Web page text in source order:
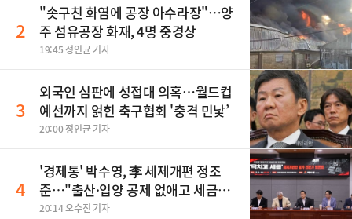
2
"솟구친 화염에 공장 아수라장"…양
주 섬유공장 화재, 4명 중경상
19:45 정인균 기자
3
외국인 심판에 성접대 의혹…월드컵
예선까지 얽힌 축구협회 '충격 민낯’
20:00 정인균 기자
4
'경제통' 박수영, 李 세제개편 정조
준…"출산·입양 공제 없애고 세금폭
탄"
20:14 오수진 기자